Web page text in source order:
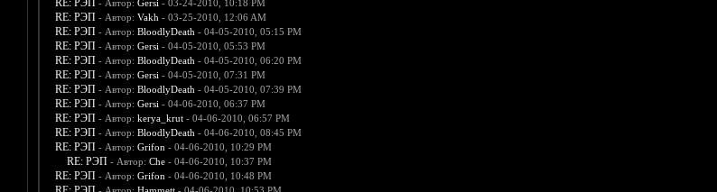
RE: РЭП - Автор: Gersi - 03-24-2010, 10:18 PM
RE: РЭП - Автор: Vakh - 03-25-2010, 12:06 AM
RE: РЭП - Автор: BloodlyDeath - 04-05-2010, 05:15 PM
RE: РЭП - Автор: Gersi - 04-05-2010, 05:53 PM
RE: РЭП - Автор: BloodlyDeath - 04-05-2010, 06:20 PM
RE: РЭП - Автор: Gersi - 04-05-2010, 07:31 PM
RE: РЭП - Автор: BloodlyDeath - 04-05-2010, 07:39 PM
RE: РЭП - Автор: Gersi - 04-06-2010, 06:37 PM
RE: РЭП - Автор: kerya_krut- 04-06-2010, 06:57 PM
RE: РЭП - Автор: BloodlyDeath - 04-06-2010, 08:45 PM
RE: РЭП - Автор: Grifon - 04-06-2010, 10:29 PM
RE: РЭП - Автор: Che- 04-06-2010, 10:37 PM
RE: РЭП - Автор: Grifon - 04-06-2010, 10:48 PM